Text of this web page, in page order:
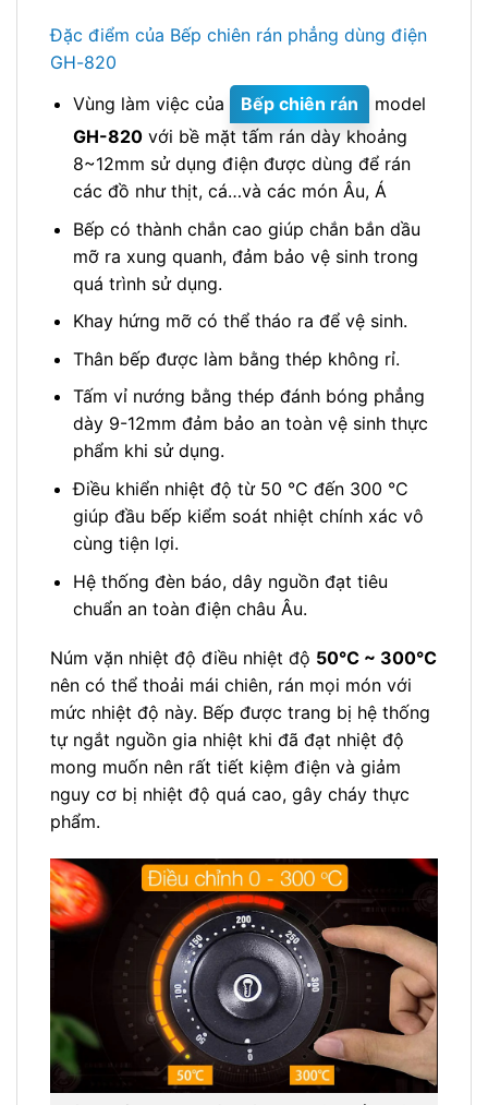
Đặc điểm của Bếp chiên rán phẳng dùng điện
GH-820
Vùng làm việc của
Bếp chiên rán
model
GH-820với bề mặt tấm rán dày khoảng
8~12mm sử dụng điện được dùng để rán
các đồ như thịt, cá…và các món Âu, Á
Bếp có thành chắn cao giúp chắn bắn dầu
mỡ ra xung quanh, đảm bảo vệ sinh trong
quá trình sử dụng.
Khay hứng mỡ có thể tháo ra để vệ sinh.
Thân bếp được làm bằng thép không rỉ.
Tấm vỉ nướng bằng thép đánh bóng phẳng
dày 9-12mm đảm bảo an toàn vệ sinh thực
phẩm khi sử dụng.
Điều khiển nhiệt độ từ 50 °C đến 300 °C
giúp đầu bếp kiểm soát nhiệt chính xác vô
cùng tiện lợi.
Hệ thống đèn báo, dây nguồn đạt tiêu
chuẩn an toàn điện châu Âu.
Núm vặn nhiệt độ điều nhiệt độ 50℃ ~ 300℃
nên có thể thoải mái chiên, rán mọi món với
mức nhiệt độ này. Bếp được trang bị hệ thống
tự ngắt nguồn gia nhiệt khi đã đạt nhiệt độ
mong muốn nên rất tiết kiệm điện và giảm
nguy cơ bị nhiệt độ quá cao, gây cháy thực
phẩm.